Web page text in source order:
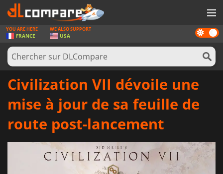
JEUX
CARTES PRÉPAYÉES
LOGICIELS
SE CONNECTER OU S'INSCRIRE
Dark
mode
YOU ARE HERE
FRANCE
WE ALSO SUPPORT
USA
Civilization VII dévoile une
mise à jour de sa feuille de
route post-lancement